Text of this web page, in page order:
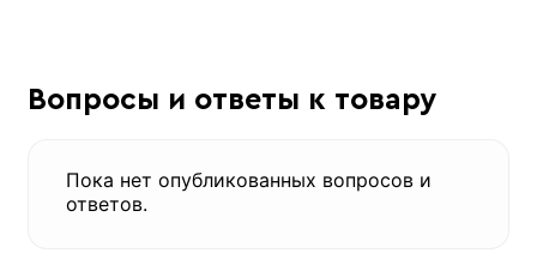
Вопросы и ответы к товару
Пока нет опубликованных вопросов и
ответов.